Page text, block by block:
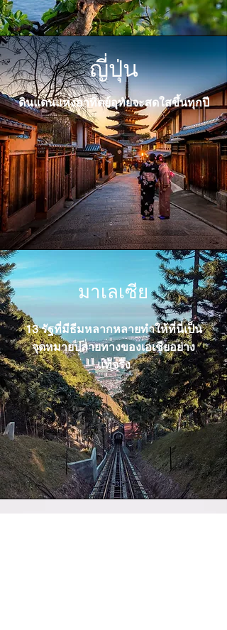
ญี่ปุ่น
ดินแดนแห่งอาทิตย์อุทัยจะสดใสขึ้นทุกปี
มาเลเซีย
13 รัฐที่มีธีมหลากหลายทำให้ที่นี่เป็น
จุดหมายปลายทางของเอเชียอย่าง
แท้จริง